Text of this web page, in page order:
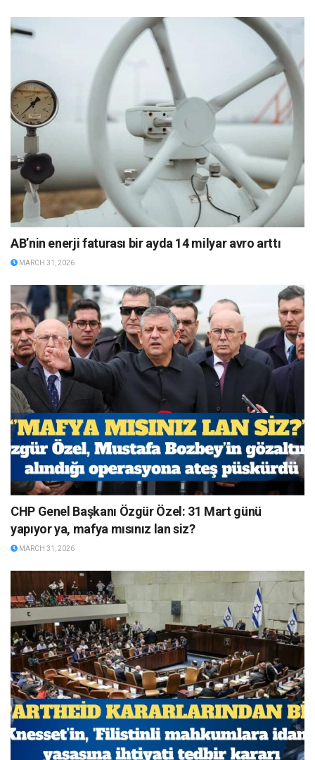
AB’nin enerji faturası bir ayda 14 milyar avro arttı
MARCH 31, 2026
CHP Genel Başkanı Özgür Özel: 31 Mart günü
yapıyor ya, mafya mısınız lan siz?
MARCH 31, 2026